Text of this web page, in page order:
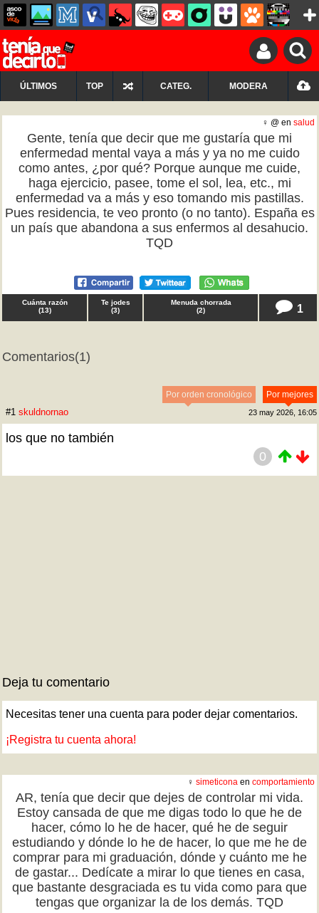
ÚLTIMOS TOP CATEG. MODERA
♀ @ en salud
Gente, tenía que decir que me gustaría que mi
enfermedad mental vaya a más y ya no me cuido
como antes, ¿por qué? Porque aunque me cuide,
haga ejercicio, pasee, tome el sol, lea, etc., mi
enfermedad va a más y eso tomando mis pastillas.
Pues residencia, te veo pronto (o no tanto). España es
un país que abandona a sus enfermos al desahucio.
TQD
Cuánta razón
(13)
Te jodes
(3)
Menuda chorrada
(2) 1
Comentarios(1)
Por mejores
Por orden cronológico
#1 skuldnornao 23 may 2026, 16:05
los que no también
0
Deja tu comentario
Necesitas tener una cuenta para poder dejar comentarios.
¡Registra tu cuenta ahora!
♀ simeticona en comportamiento
AR, tenía que decir que dejes de controlar mi vida.
Estoy cansada de que me digas todo lo que he de
hacer, cómo lo he de hacer, qué he de seguir
estudiando y dónde lo he de hacer, lo que me he de
comprar para mi graduación, dónde y cuánto me he
de gastar... Dedícate a mirar lo que tienes en casa,
que bastante desgraciada es tu vida como para que
tengas que organizar la de los demás. TQD